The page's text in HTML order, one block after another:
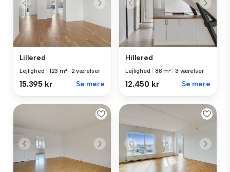
Lillerød
Lejlighed 123 m² 2 værelser
15.395 kr Se mere
Hillerød
Lejlighed 88 m² 3 værelser
12.450 kr Se mere